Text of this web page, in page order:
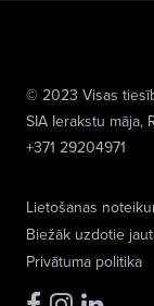
Lietošanas
Biežāk uzdotie
Privātuma politika
© 2023 Visas
SIA Ierakstu māja,
+371 29204971